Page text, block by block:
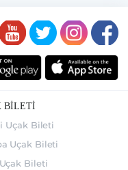
BİLETİ
Uçak Bileti
Uçak Bileti
Bileti